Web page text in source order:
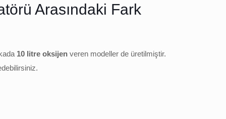
Arasındaki Fark
10 litre oksijen veren modeller de üretilmiştir.